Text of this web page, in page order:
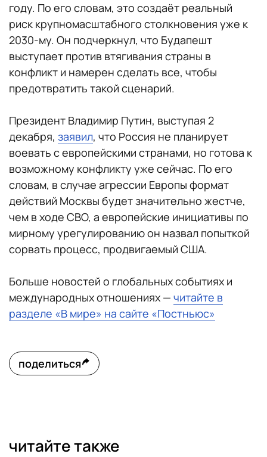
году. По его словам, это создаёт реальный
риск крупномасштабного столкновения уже к
2030-му. Он подчеркнул, что Будапешт
выступает против втягивания страны в
конфликт и намерен сделать все, чтобы
предотвратить такой сценарий.
Президент Владимир Путин, выступая 2
декабря, заявил, что Россия не планирует
воевать с европейскими странами, но готова к
возможному конфликту уже сейчас. По его
словам, в случае агрессии Европы формат
действий Москвы будет значительно жестче,
чем в ходе СВО, а европейские инициативы по
мирному урегулированию он назвал попыткой
сорвать процесс, продвигаемый США.
Больше новостей о глобальных событиях и
международных отношениях — читайте в
разделе «В мире» на сайте «Постньюс»
поделиться
читайте также